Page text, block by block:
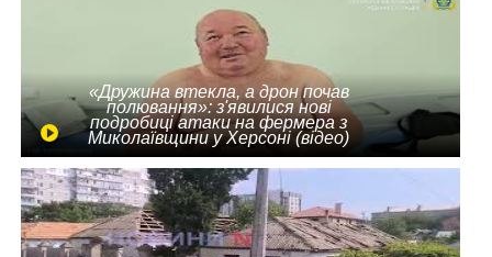
«Дружина втекла, а дрон почав
полювання»: з'явилися нові
подробиці атаки на фермера з
Миколаївщини у Херсоні (відео)